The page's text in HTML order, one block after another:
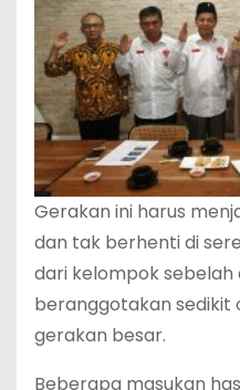
Gerakan ini harus
dan tak berhenti di
dari kelompok sebelah
beranggotakan sedikit
gerakan besar.
Beberapa masukan